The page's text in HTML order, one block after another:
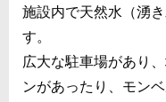
施設内で天然水（湧
す。
広大な駐車場があり
ンがあったり、モン